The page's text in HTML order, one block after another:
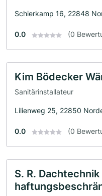
Schierkamp 16, 22848
0.0 (0
Kim Bödecker
Sanitärinstallateur
Lilienweg 25, 22850
0.0 (0
S. R. Dachtechnik